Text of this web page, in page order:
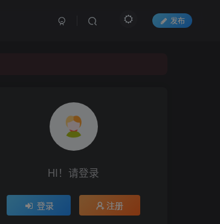
发布
HI！请登录
登录 注册